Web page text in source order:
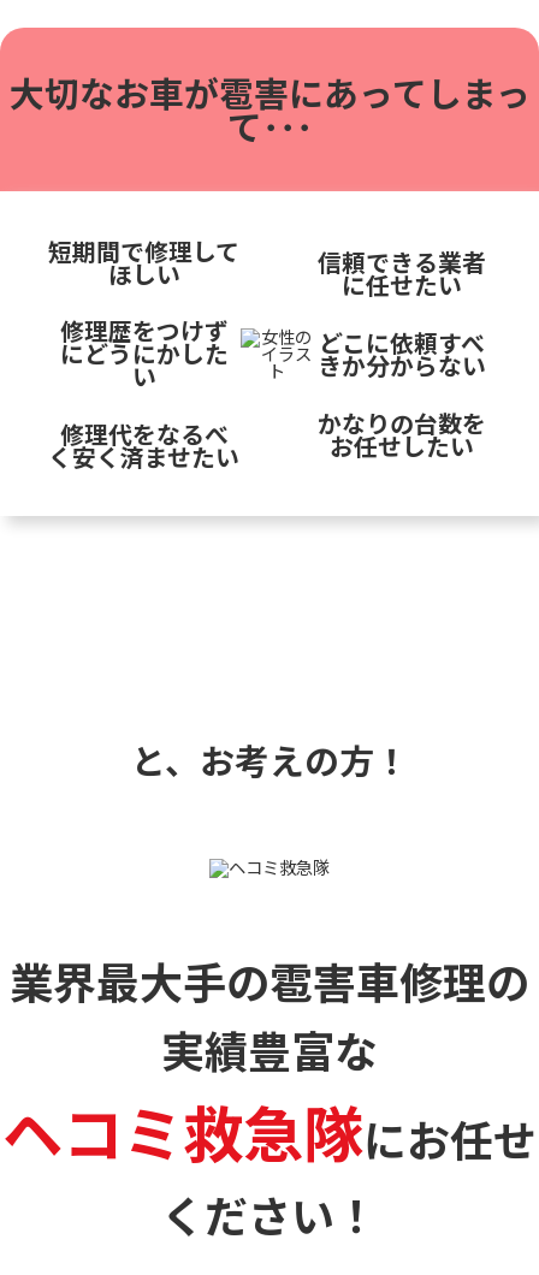
大切なお車が雹害にあってしまっ
て･･･
短期間で修理して
ほしい
修理歴をつけず
にどうにかした
い
修理代をなるべ
く安く済ませたい
信頼できる業者
に任せたい
どこに依頼すべ
きか分からない
かなりの台数を
お任せしたい
と、お考えの方！
業界最大手の雹害車修理の
実績豊富な
ヘコミ救急隊にお任せ
ください！